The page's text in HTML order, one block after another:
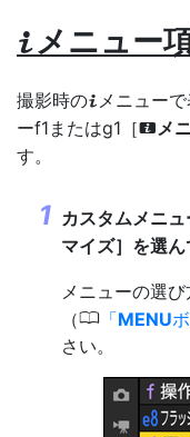
iメニュー
撮影時のi メニュー
ーf1またはg1［i メ
す。
カスタムメニ
マイズ］を選ん
メニューの選
（0 MENU
さい。